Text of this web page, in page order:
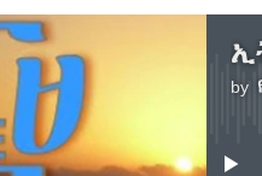
by
No media